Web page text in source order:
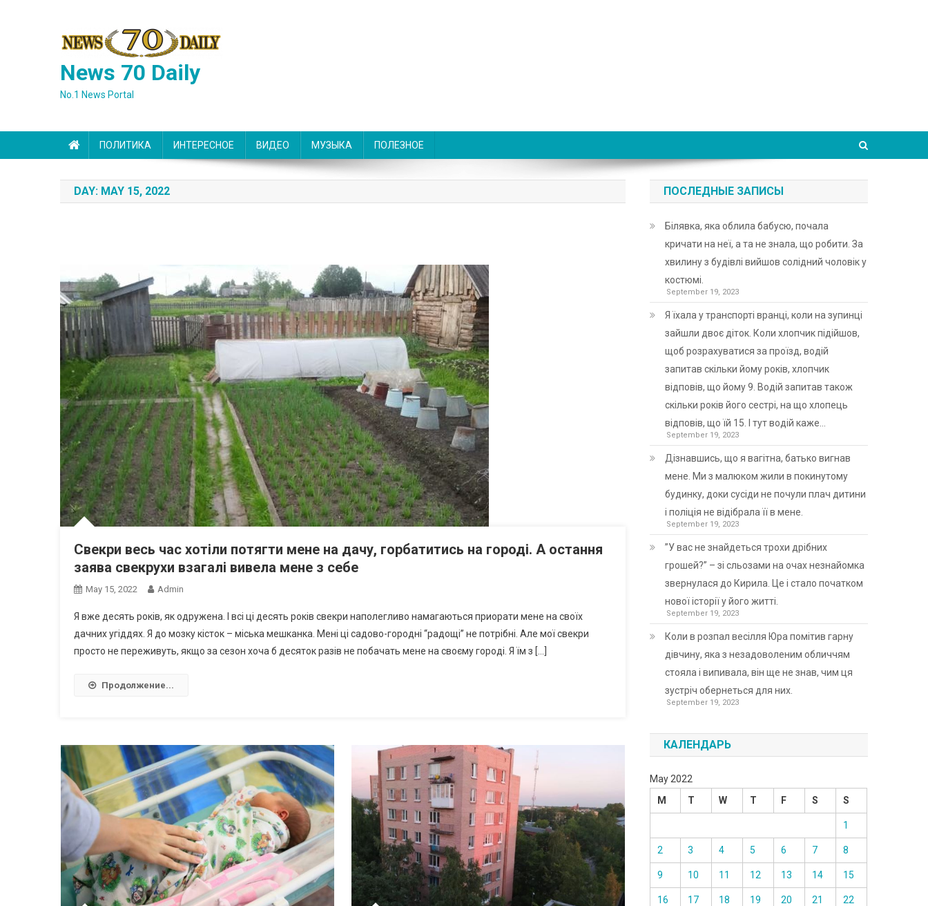
News 70 Daily
No.1 News Portal
ПОЛИТИКА ИНТЕРЕСНОЕ ВИДЕО МУЗЫКА ПОЛЕЗНОЕ
DAY: MAY 15, 2022
Свекри весь час хотіли потягти мене на дачу, горбатитись на городі. А остання
заява свекрухи взагалі вивела мене з себе
May 15, 2022 Admin
Я вже десять років, як одружена. І всі ці десять років свекри наполегливо намагаються приорати мене на своїх
дачних угіддях. Я до мозку кісток – міська мешканка. Мені ці садово-городні “радощі” не потрібні. Але мої свекри
просто не переживуть, якщо за сезон хоча б десяток разів не побачать мене на своєму городі. Я їм з […]
Продолжение...
ПОСЛЕДНЫЕ ЗАПИСЫ
Білявка, яка облила бабусю, почала
кричати на неї, а та не знала, що робити. За
хвилину з будівлі вийшов солідний чоловік у
костюмі.
September 19, 2023
Я їхала у транспорті вранці, коли на зупинці
зайшли двоє діток. Коли хлопчик підійшов,
щоб розрахуватися за проїзд, водій
запитав скільки йому років, хлопчик
відповів, що йому 9. Водій запитав також
скільки років його сестрі, на що хлопець
відповів, що їй 15. І тут водій каже…
September 19, 2023
Дізнавшись, що я вагітна, батько вигнав
мене. Ми з малюком жили в покинутому
будинку, доки сусіди не почули плач дитини
і поліція не відібрала її в мене.
September 19, 2023
”У вас не знайдеться трохи дрібних
грошей?” – зі сльозами на очах незнайомка
звернулася до Кирила. Це і стало початком
нової історії у його житті.
September 19, 2023
Коли в розпал весілля Юра помітив гарну
дівчину, яка з незадоволеним обличчям
стояла і випивала, він ще не знав, чим ця
зустріч обернеться для них.
September 19, 2023
КАЛЕНДАРЬ
May 2022
M
T W T F S S
1
2 3 4 5 6 7 8
9 10 11 12 13 14 15
16 17 18 19 20 21 22